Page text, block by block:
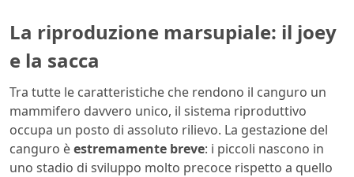
La riproduzione marsupiale: il joey
e la sacca
Tra tutte le caratteristiche che rendono il canguro un
mammifero davvero unico, il sistema riproduttivo
occupa un posto di assoluto rilievo. La gestazione del
canguro èestremamente breve: i piccoli nascono in
uno stadio di sviluppo molto precoce rispetto a quello